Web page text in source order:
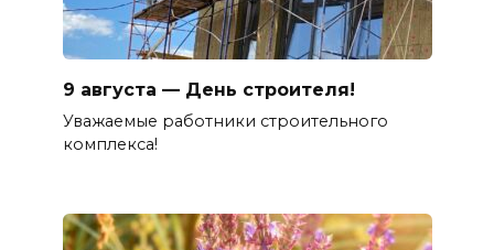
9 августа — День строителя!
Уважаемые работники строительного
комплекса!